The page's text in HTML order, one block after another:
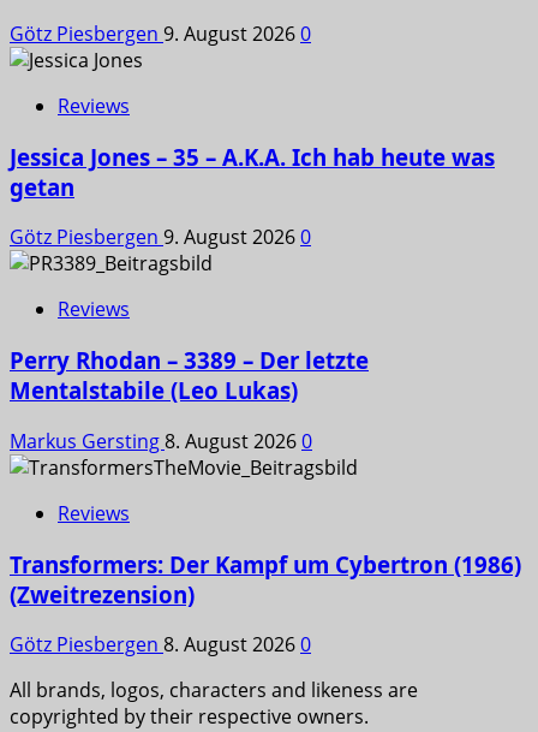
Götz Piesbergen 9. August 20260
Reviews
Jessica Jones – 35 – A.K.A. Ich hab heute was
getan
Götz Piesbergen 9. August 20260
Reviews
Perry Rhodan – 3389 – Der letzte
Mentalstabile (Leo Lukas)
Markus Gersting8. August 20260
Reviews
Transformers: Der Kampf um Cybertron (1986)
(Zweitrezension)
Götz Piesbergen 8. August 20260
All brands, logos, characters and likeness are
copyrighted by their respective owners.